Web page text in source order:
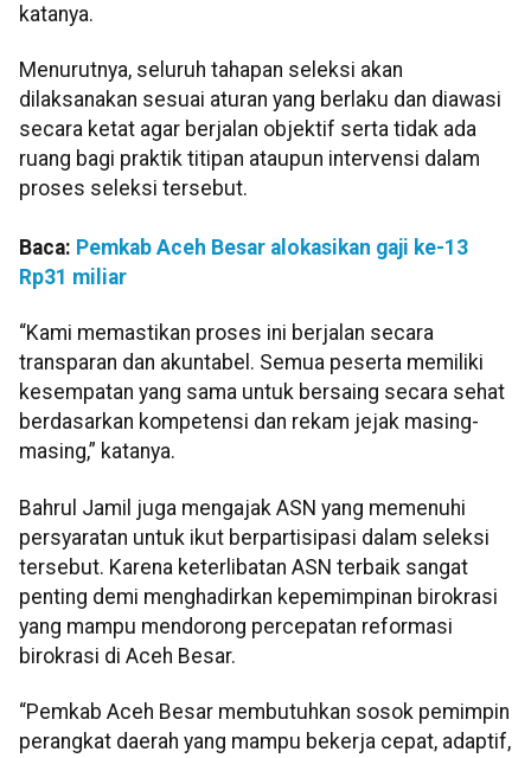
katanya.
Menurutnya, seluruh tahapan seleksi akan
dilaksanakan sesuai aturan yang berlaku dan diawasi
secara ketat agar berjalan objektif serta tidak ada
ruang bagi praktik titipan ataupun intervensi dalam
proses seleksi tersebut.
Baca: Pemkab Aceh Besar alokasikan gaji ke-13
Rp31 miliar
“Kami memastikan proses ini berjalan secara
transparan dan akuntabel. Semua peserta memiliki
kesempatan yang sama untuk bersaing secara sehat
berdasarkan kompetensi dan rekam jejak masing-
masing,” katanya.
Bahrul Jamil juga mengajak ASN yang memenuhi
persyaratan untuk ikut berpartisipasi dalam seleksi
tersebut. Karena keterlibatan ASN terbaik sangat
penting demi menghadirkan kepemimpinan birokrasi
yang mampu mendorong percepatan reformasi
birokrasi di Aceh Besar.
“Pemkab Aceh Besar membutuhkan sosok pemimpin
perangkat daerah yang mampu bekerja cepat, adaptif,